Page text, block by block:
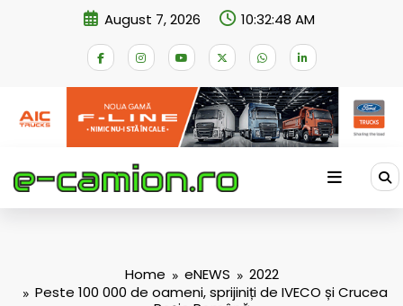
August 7, 2026 10:32:48 AM
Home eNEWS
2022
Peste 100 000 de oameni, sprijiniți de IVECO și Crucea